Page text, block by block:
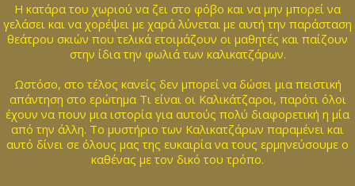
Η κατάρα του χωριού να ζει στο φόβο και να μην μπορεί να
γελάσει και να χορέψει με χαρά λύνεται με αυτή την παράσταση
θεάτρου σκιών που τελικά ετοιμάζουν οι μαθητές και παίζουν
στην ίδια την φωλιά των καλικατζάρων.
Ωστόσο, στο τέλος κανείς δεν μπορεί να δώσει μια πειστική
απάντηση στο ερώτημα Τι είναι οι Καλικάτζαροι, παρότι όλοι
έχουν να πουν μια ιστορία για αυτούς πολύ διαφορετική η μία
από την άλλη. Το μυστήριο των Καλικατζάρων παραμένει και
αυτό δίνει σε όλους μας της ευκαιρία να τους ερμηνεύσουμε ο
καθένας με τον δικό του τρόπο.